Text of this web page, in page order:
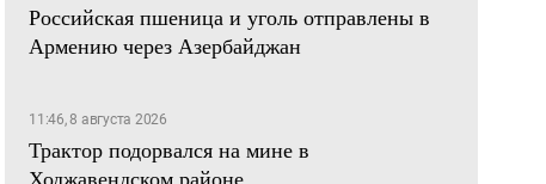
Российская пшеница и уголь отправлены в
Армению через Азербайджан
11:46, 8 августа 2026
Трактор подорвался на мине в